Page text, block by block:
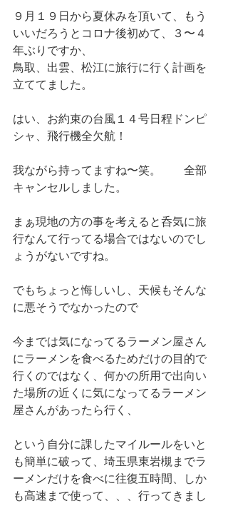
９月１９日から夏休みを頂いて、もう
いいだろうとコロナ後初めて、３〜４
年ぶりですか、
鳥取、出雲、松江に旅行に行く計画を
立ててました。
はい、お約束の台風１４号日程ドンピ
シャ、飛行機全欠航！
我ながら持ってますね〜笑。　　全部
キャンセルしました。
まぁ現地の方の事を考えると呑気に旅
行なんて行ってる場合ではないのでし
ょうがないですね。
でもちょっと悔しいし、天候もそんな
に悪そうでなかったので
今までは気になってるラーメン屋さん
にラーメンを食べるためだけの目的で
行くのではなく、何かの所用で出向い
た場所の近くに気になってるラーメン
屋さんがあったら行く、
という自分に課したマイルールをいと
も簡単に破って、埼玉県東岩槻までラ
ーメンだけを食べに往復五時間、しか
も高速まで使って、、、行ってきまし